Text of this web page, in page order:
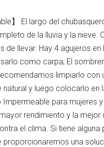
】 El largo del
de la lluvia y la nieve.
llevar. Hay 4 agujeros en
como carpa; El
limpiarlo con
y luego colocarlo en
Impermeable para mujeres
rendimiento y la mejor
el clima. Si tiene alguna
proporcionaremos una